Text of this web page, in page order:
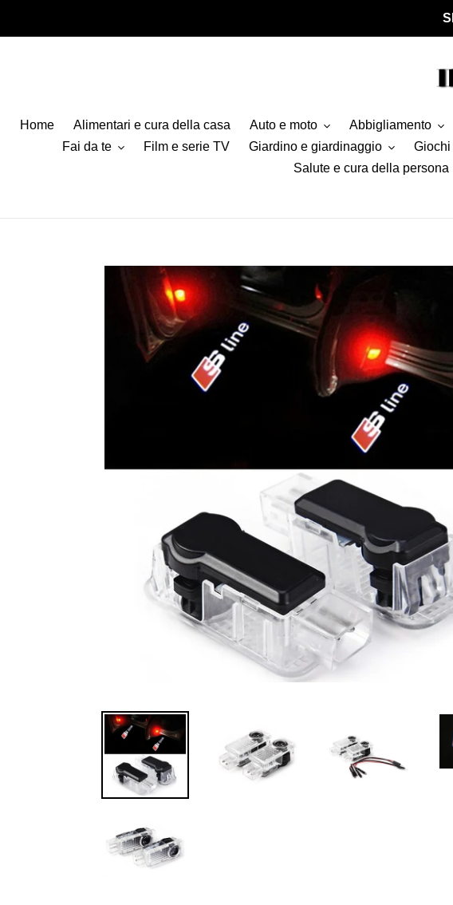
Home Alimentari e cura della casa Auto e moto Abbigliamento
Fai da te
Film e serie TV Giardino e giardinaggio Giochi
Salute e cura della persona